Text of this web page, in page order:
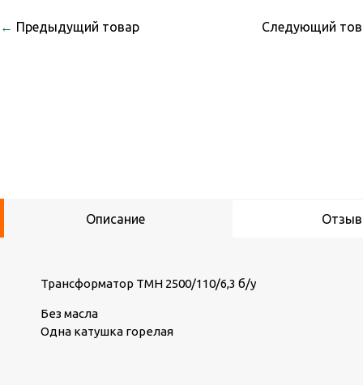
← Предыдущий товар Следующий
Описание
Трансформатор ТМН 2500/110/6,3 б/у
Без масла
Одна катушка горелая